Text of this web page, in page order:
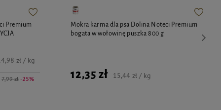
Premium
7,99 zł -25%
zł / kg
Mokra karma dla psa Dolina Noteci Premium
bogata w wołowinę puszka 800 g
12,35 zł 15,44 zł / kg